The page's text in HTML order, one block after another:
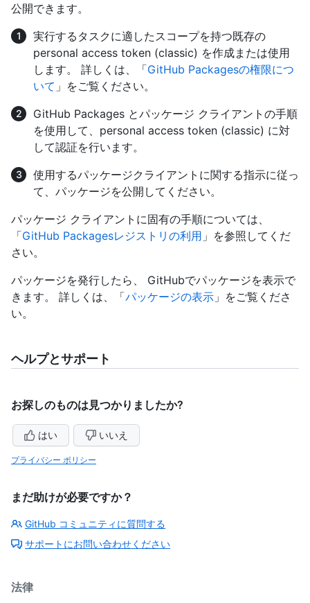
公開できます。
実行するタスクに適したスコープを持つ既存の
personal access token (classic) を作成または使用
します。 詳しくは、「GitHub Packagesの権限につ
いて 」をご覧ください。
GitHub Packages とパッケージ クライアントの手順
を使用して、personal access token (classic) に対
して認証を行います。
使用するパッケージクライアントに関する指示に従っ
て、パッケージを公開してください。
パッケージ クライアントに固有の手順については、
「GitHub Packagesレジストリの利用 」を参照してくだ
さい。
パッケージを発行したら、 GitHubでパッケージを表示で
きます。 詳しくは、「パッケージの表示 」をご覧くださ
い。
ヘルプとサポート
お探しのものは見つかりましたか?
はい いいえ
プライバシー ポリシー
まだ助けが必要ですか？
GitHub コミュニティに質問する
サポートにお問い合わせください
法律